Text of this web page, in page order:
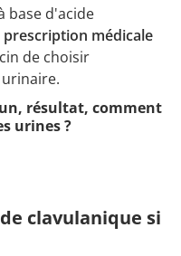
base d'acide
prescription médicale
de choisir
résultat, comment
urines ?
clavulanique si